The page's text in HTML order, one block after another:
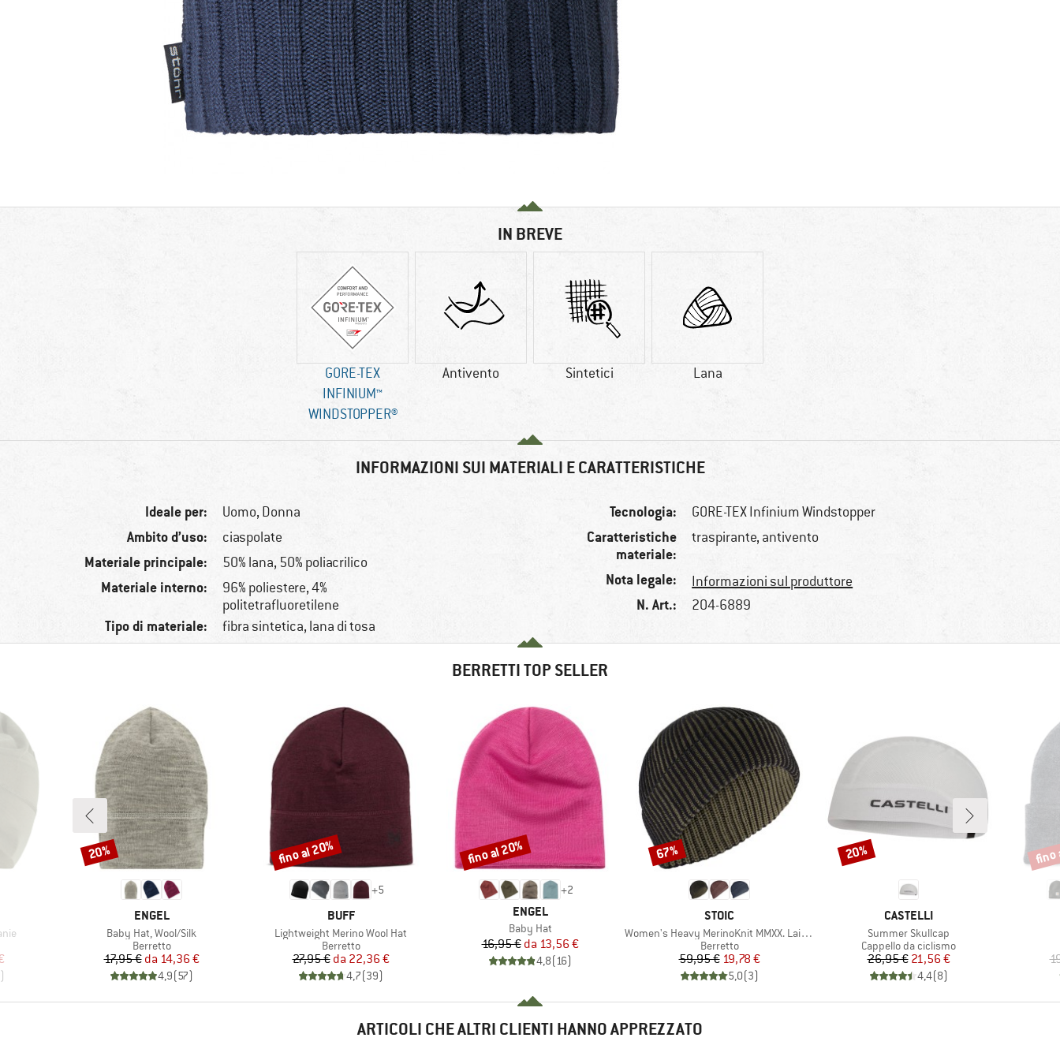
IN BREVE
GORE-TEX
INFINIUM™
WINDSTOPPER®
Antivento Sintetici Lana
INFORMAZIONI SUI MATERIALI E CARATTERISTICHE
Ideale per: Uomo, Donna
Ambito d’uso: ciaspolate
Materiale principale: 50% lana, 50% poliacrilico
Materiale interno:
96% poliestere, 4%
politetrafluoretilene
Tipo di materiale: fibra sintetica, lana di tosa
Tecnologia: GORE-TEX Infinium Windstopper
Caratteristiche
materiale:
traspirante, antivento
Nota legale: Informazioni sul produttore
N. Art.: 204-6889
BERRETTI TOP SELLER
)
MARCHIO
ENGEL
Articolo
Baby Hat, Wool/Silk
Gruppo di prodotti
Berretto
Prezzo
17,95 € Prezzo ridotto
da 14,36 €
4,9(57)
Sconto
20%
+5
MARCHIO
BUFF
Articolo
Lightweight Merino Wool Hat
Gruppo di prodotti
Berretto
Prezzo
27,95 € Prezzo ridotto
da 22,36 €
4,7(39)
Sconto
fino al 20%
+2
MARCHIO
ENGEL
Articolo
Baby Hat
Prezzo
16,95 € Prezzo ridotto
da 13,56 €
4,8(16)
Sconto
fino al 20%
MARCHIO
STOIC
Articolo
Women's Heavy MerinoKnit MMXX. Laisdalen Beanie
Gruppo di prodotti
Berretto
Prezzo
59,95 €Prezzo ridotto
19,78 €
5,0(3)
Sconto
67%
MARCHIO
CASTELLI
Articolo
Summer Skullcap
Gruppo di prodotti
Cappello da ciclismo
Prezzo
26,95 €Prezzo ridotto
21,56 €
4,4(8)
Sconto
20% fino
ARTICOLI CHE ALTRI CLIENTI HANNO APPREZZATO